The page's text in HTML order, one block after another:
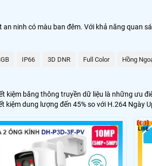
ninh có màu ban đêm. Với khả năng quan
IP66 3D DNR Full Color Hồng
kiệm băng thông truyền dữ liệu là những ưu
dung lượng đến 45% so với H.264 Ngày